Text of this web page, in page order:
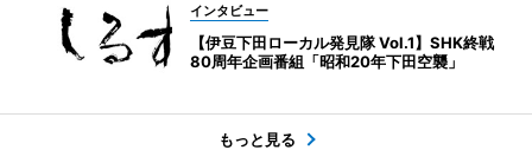
インタビュー
【伊豆下田ローカル発見隊 Vol.1】SHK終戦
80周年企画番組「昭和20年下田空襲」
もっと見る